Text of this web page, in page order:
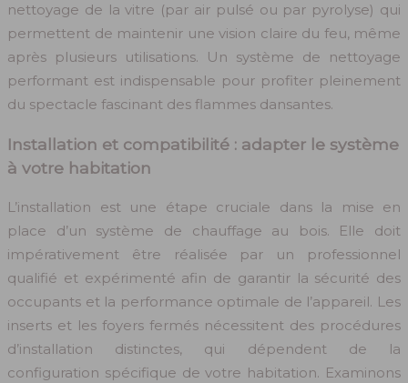
nettoyage de la vitre (par air pulsé ou par pyrolyse) qui
permettent de maintenir une vision claire du feu, même
après plusieurs utilisations. Un système de nettoyage
performant est indispensable pour profiter pleinement
du spectacle fascinant des flammes dansantes.
Installation et compatibilité : adapter le système
à votre habitation
L’installation est une étape cruciale dans la mise en
place d’un système de chauffage au bois. Elle doit
impérativement être réalisée par un professionnel
qualifié et expérimenté afin de garantir la sécurité des
occupants et la performance optimale de l’appareil. Les
inserts et les foyers fermés nécessitent des procédures
d’installation distinctes, qui dépendent de la
configuration spécifique de votre habitation. Examinons